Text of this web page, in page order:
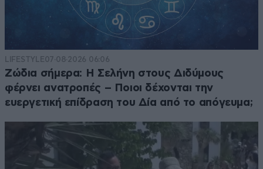
LIFESTYLE07·08·2026 06:06
Ζώδια σήμερα: Η Σελήνη στους Διδύμους
φέρνει ανατροπές – Ποιοι δέχονται την
ευεργετική επίδραση του Δία από το απόγευμα;